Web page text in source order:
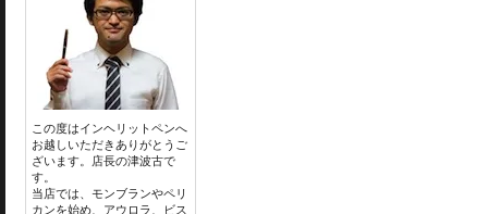
この度はインヘリットペンへ
お越しいただきありがとうご
ざいます。店長の津波古で
す。
当店では、モンブランやペリ
カンを始め、アウロラ、ビス